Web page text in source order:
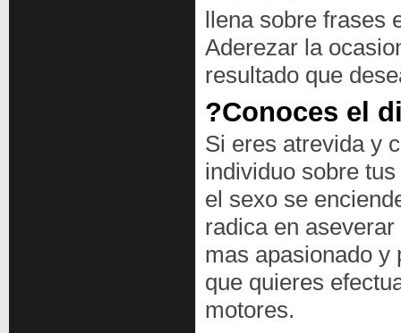
llena sobre
Aderezar la
resultado que
?Conoces el
Si eres atrevida y
individuo sobre
el sexo se
radica en
mas apasionado y
que quieres
motores.